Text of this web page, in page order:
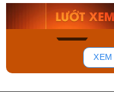
Mua ngay